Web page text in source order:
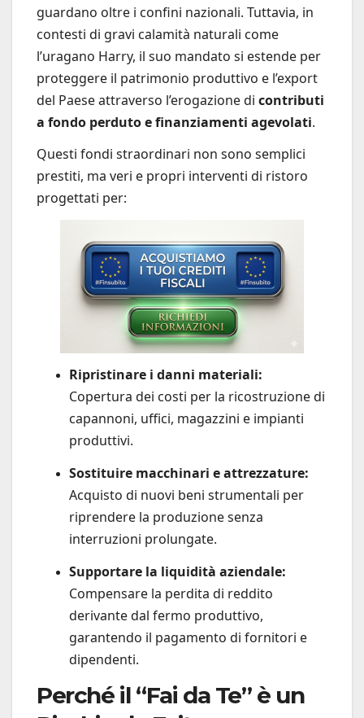
guardano oltre i confini nazionali. Tuttavia, in
contesti di gravi calamità naturali come
l’uragano Harry, il suo mandato si estende per
proteggere il patrimonio produttivo e l’export
del Paese attraverso l’erogazione di contributi
a fondo perduto e finanziamenti agevolati.
Questi fondi straordinari non sono semplici
prestiti, ma veri e propri interventi di ristoro
progettati per:
Ripristinare i danni materiali:
Copertura dei costi per la ricostruzione di
capannoni, uffici, magazzini e impianti
produttivi.
Sostituire macchinari e attrezzature:
Acquisto di nuovi beni strumentali per
riprendere la produzione senza
interruzioni prolungate.
Supportare la liquidità aziendale:
Compensare la perdita di reddito
derivante dal fermo produttivo,
garantendo il pagamento di fornitori e
dipendenti.
Perché il “Fai da Te” è un